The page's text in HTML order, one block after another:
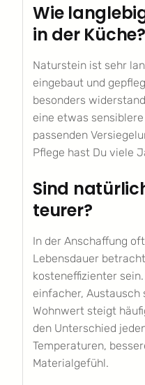
Wie
in der Küche?
Naturstein ist sehr
eingebaut und
besonders
eine etwas
passenden
Pflege hast Du viele
Sind
teurer?
In der Anschaffung
Lebensdauer
kosteneffizienter
einfacher, Austausch
Wohnwert steigt
den Unterschied
Temperaturen,
Materialgefühl.